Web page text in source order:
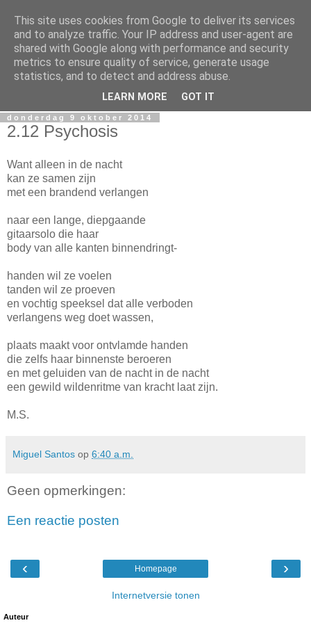
Miguel Santos
Ergens in Rotterdam. Waarschijnlijk in de nacht. Pen en
donderdag 9 oktober 2014
2.12 Psychosis
Want alleen in de nacht
kan ze samen zijn
met een brandend verlangen
naar een lange, diepgaande
gitaarsolo die haar
body van alle kanten binnendringt-
handen wil ze voelen
tanden wil ze proeven
en vochtig speeksel dat alle verboden
verlangens weg doet wassen,
plaats maakt voor ontvlamde handen
die zelfs haar binnenste beroeren
en met geluiden van de nacht in de nacht
een gewild wildenritme van kracht laat zijn.
M.S.
Miguel Santos op 6:40 a.m.
Geen opmerkingen:
Een reactie posten
‹ ›
Homepage
Internetversie tonen
Auteur
This site uses cookies from Google to deliver its services
and to analyze traffic. Your IP address and user-agent are
shared with Google along with performance and security
metrics to ensure quality of service, generate usage
statistics, and to detect and address abuse.
LEARN MORE GOT IT